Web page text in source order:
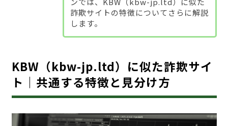
詐欺サイトの特徴についてさらに解説
します。
KBW（kbw-jp.ltd）に似た詐欺サイ
ト｜共通する特徴と見分け方